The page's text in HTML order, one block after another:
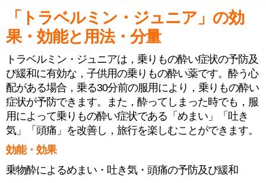
「トラベルミン・ジュニア」の効
果・効能と用法・分量
トラベルミン・ジュニアは，乗りもの酔い症状の予防及
び緩和に有効な，子供用の乗りもの酔い薬です。酔う心
配がある場合，乗る30分前の服用により，乗りもの酔い
症状が予防できます。また，酔ってしまった時でも，服
用によって乗りもの酔い症状である「めまい」「吐き
気」「頭痛」を改善し，旅行を楽しむことができます。
効能・効果
乗物酔によるめまい・吐き気・頭痛の予防及び緩和